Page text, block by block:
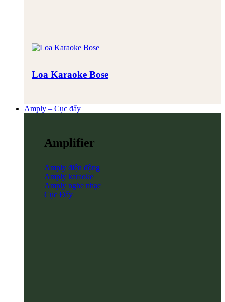
Loa Karaoke Bose
Amply – Cục đẩy
Amplifier
Amply điện động
Amply karaoke
Amply nghe nhạc
Cục Đẩy